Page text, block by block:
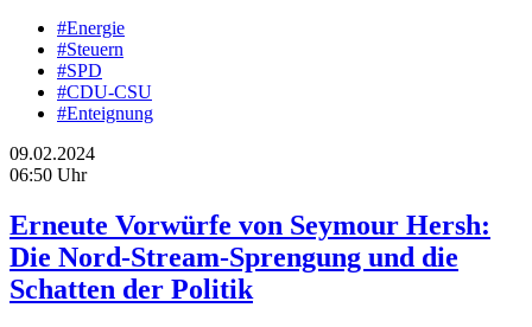
#Energie
#Steuern
#SPD
#CDU-CSU
#Enteignung
09.02.2024
06:50 Uhr
Erneute Vorwürfe von Seymour Hersh:
Die Nord-Stream-Sprengung und die
Schatten der Politik